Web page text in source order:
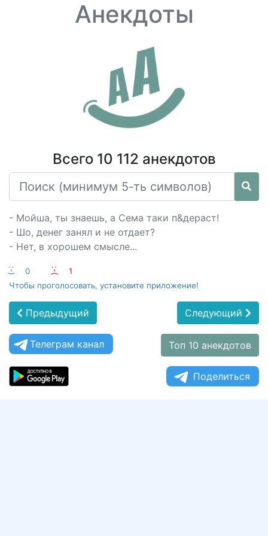
Анекдоты
Всего 10 112 анекдотов
- Мойша, ты знаешь, а Сема таки п&дераст!
- Шо, денег занял и не отдает?
- Нет, в хорошем смысле...
:-) 0 :-(
1
Чтобы проголосовать, установите приложение!
Предыдущий Следующий
Телеграм канал Топ 10 анекдотов
Поделиться